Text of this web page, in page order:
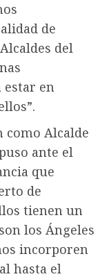
de
del
estar en
como Alcalde
ante el
que
de
tienen un
los Ángeles
incorporen
hasta el